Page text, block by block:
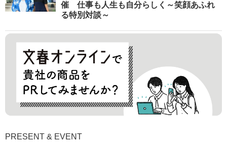
催 仕事も人生も自分らしく～笑顔あふれ
る特別対談～
PRESENT & EVENT